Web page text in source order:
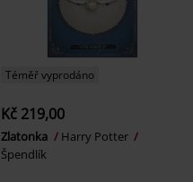
Téměř vyprodáno
Kč 219,00
Zlatonka
Harry Potter
Špendlík